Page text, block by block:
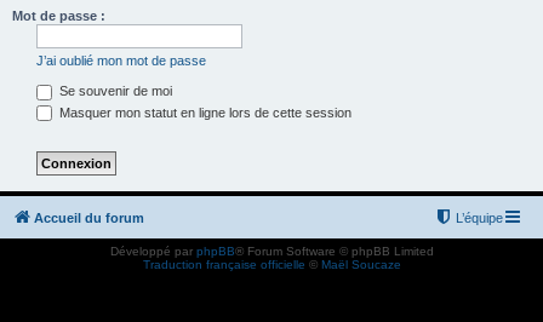
Mot de passe :
J’ai oublié mon mot de passe
Se souvenir de moi
Masquer mon statut en ligne lors de cette session
Accueil du forum L’équipe
Développé par phpBB® Forum Software © phpBB Limited
Traduction française officielle © Maël Soucaze